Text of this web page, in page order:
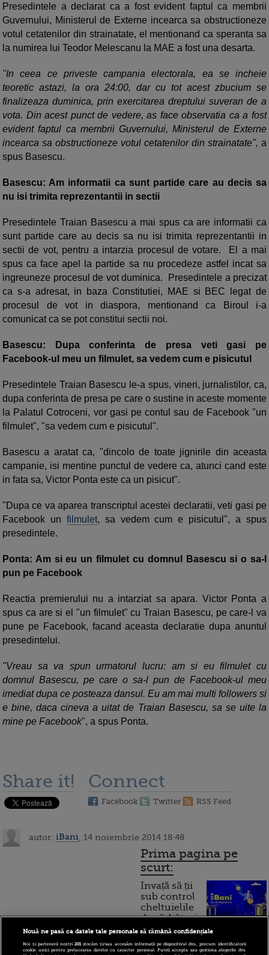
Presedintele a declarat ca a fost evident faptul ca membrii
Guvernului, Ministerul de Externe incearca sa obstructioneze
votul cetatenilor din strainatate, el mentionand ca speranta sa
la numirea lui Teodor Melescanu la MAE a fost una desarta.
"In ceea ce priveste campania electorala, ea se incheie
teoretic astazi, la ora 24:00, dar cu tot acest zbucium se
finalizeaza duminica, prin exercitarea dreptului suveran de a
vota. Din acest punct de vedere, as face observatia ca a fost
evident faptul ca membrii Guvernului, Ministerul de Externe
incearca sa obstructioneze votul cetatenilor din strainatate", a
spus Basescu.
Basescu: Am informatii ca sunt partide care au decis sa
nu isi trimita reprezentantii in sectii
Presedintele Traian Basescu a mai spus ca are informatii ca
sunt partide care au decis sa nu isi trimita reprezentantii in
sectii de vot, pentru a intarzia procesul de votare. El a mai
spus ca face apel la partide sa nu procedeze astfel incat sa
ingreuneze procesul de vot duminica. Presedintele a precizat
ca s-a adresat, in baza Constitutiei, MAE si BEC legat de
procesul de vot in diaspora, mentionand ca Biroul i-a
comunicat ca se pot constitui sectii noi.
Basescu: Dupa conferinta de presa veti gasi pe
Facebook-ul meu un filmulet, sa vedem cum e pisicutul
Presedintele Traian Basescu le-a spus, vineri, jurnalistilor, ca,
dupa conferinta de presa pe care o sustine in aceste momente
la Palatul Cotroceni, vor gasi pe contul sau de Facebook "un
filmulet", "sa vedem cum e pisicutul".
Basescu a aratat ca, "dincolo de toate jignirile din aceasta
campanie, isi mentine punctul de vedere ca, atunci cand este
in fata sa, Victor Ponta este ca un pisicut".
"Dupa ce va aparea transcriptul acestei declaratii, veti gasi pe
Facebook un filmulet, sa vedem cum e pisicutul", a spus
presedintele.
Ponta: Am si eu un filmulet cu domnul Basescu si o sa-l
pun pe Facebook
Reactia premierului nu a intarziat sa apara. Victor Ponta a
spus ca are si el "un filmulet" cu Traian Basescu, pe care-l va
pune pe Facebook, facand aceasta declaratie dupa anuntul
presedintelui.
"Vreau sa va spun urmatorul lucru: am si eu filmulet cu
domnul Basescu, pe care o sa-l pun de Facebook-ul meu
imediat dupa ce posteaza dansul. Eu am mai multi followers si
e bine, daca cineva a uitat de Traian Basescu, sa se uite la
mine pe Facebook", a spus Ponta.
Share it! Connect
Facebook Twitter RSS Feed
autor: iBani , 14 noiembrie 2014 18:48
Prima pagina pe
scurt:
Invață să ții
sub control
cheltuielile
de sărbători.
Cum
funcționează cardul de
Nouă ne pasă ca datele tale personale să rămână confidențiale
Noi și partenerii noștri201stocăm și/sau accesăm informații pe dispozitivul dvs., precum identificatorii
cookie unici pentru prelucrarea datelor cu caracter personal. Puteți accepta sau gestiona alegerile dvs.